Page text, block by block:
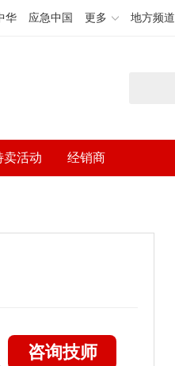
华 应急中国 更多 地方频道
卖活动 经销商
咨询技师